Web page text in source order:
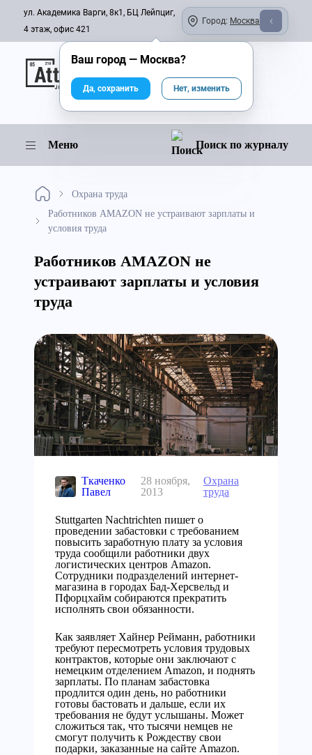
ул. Академика Варги, 8к1, БЦ Лейпциг,
4 этаж, офис 421
Город: Москва
Онлайн-журнал
Меню Поиск по журналу
Охрана труда
Работников AMAZON не устраивают зарплаты и
условия труда
Работников AMAZON не
устраивают зарплаты и условия
труда
Ткаченко
Павел
28 ноября,
2013
Охрана
труда
Stuttgarten Nachtrichten пишет о
проведении забастовки с требованием
повысить заработную плату за условия
труда сообщили работники двух
логистических центров Amazon.
Сотрудники подразделений интернет-
магазина в городах Бад-Херсвельд и
Пфорцхайм собираются прекратить
исполнять свои обязанности.
Как заявляет Хайнер Рейманн, работники
требуют пересмотреть условия трудовых
контрактов, которые они заключают с
немецким отделением Amazon, и поднять
зарплаты. По планам забастовка
продлится один день, но работники
готовы бастовать и дальше, если их
требования не будут услышаны. Может
сложиться так, что тысячи немцев не
смогут получить к Рождеству свои
подарки, заказанные на сайте Amazon.
Ваш город — Москва?
Да, сохранить Нет, изменить